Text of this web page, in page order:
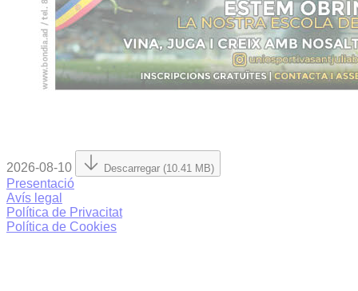
2026-08-10 Descarregar (10.41 MB)
Presentació
Avís legal
Política de Privacitat
Política de Cookies